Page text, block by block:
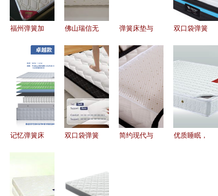
福州弹簧加
经济与质量
双赢之选
佛山瑞信无
弹簧床垫的
核心伙伴与
产业链接桥
弹簧床垫与
垫 舒适与
支撑的完美
融合
双口袋弹簧
结合 睡眠
品质的革命
记忆弹簧床
计与优劣分
双口袋弹簧
创新睡眠科
技的卓越之
简约现代与
优质睡眠，